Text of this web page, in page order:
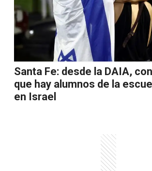
Santa Fe: desde la DAIA,
que hay alumnos de la
en Israel